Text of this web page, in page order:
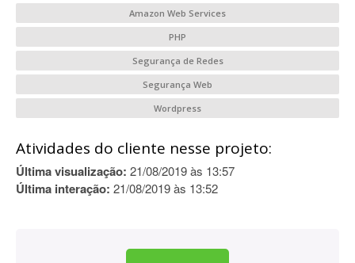
Amazon Web Services
PHP
Segurança de Redes
Segurança Web
Wordpress
Atividades do cliente nesse projeto:
Última visualização: 21/08/2019 às 13:57
Última interação: 21/08/2019 às 13:52